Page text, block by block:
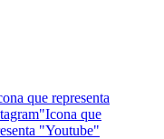
que representa
Icona que
"Youtube"